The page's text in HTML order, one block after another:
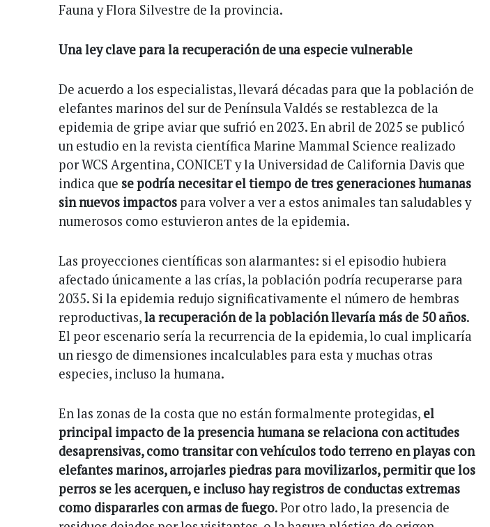
Fauna y Flora Silvestre de la provincia.
Una ley clave para la recuperación de una especie vulnerable
De acuerdo a los especialistas, llevará décadas para que la población de
elefantes marinos del sur de Península Valdés se restablezca de la
epidemia de gripe aviar que sufrió en 2023. En abril de 2025 se publicó
un estudio en la revista científica Marine Mammal Science realizado
por WCS Argentina, CONICET y la Universidad de California Davis que
indica que se podría necesitar el tiempo de tres generaciones humanas
sin nuevos impactos para volver a ver a estos animales tan saludables y
numerosos como estuvieron antes de la epidemia.
Las proyecciones científicas son alarmantes: si el episodio hubiera
afectado únicamente a las crías, la población podría recuperarse para
2035. Si la epidemia redujo significativamente el número de hembras
reproductivas,la recuperación de la población llevaría más de 50 años.
El peor escenario sería la recurrencia de la epidemia, lo cual implicaría
un riesgo de dimensiones incalculables para esta y muchas otras
especies, incluso la humana.
En las zonas de la costa que no están formalmente protegidas, el
principal impacto de la presencia humana se relaciona con actitudes
desaprensivas, como transitar con vehículos todo terreno en playas con
elefantes marinos, arrojarles piedras para movilizarlos, permitir que los
perros se les acerquen, e incluso hay registros de conductas extremas
como dispararles con armas de fuego. Por otro lado, la presencia de